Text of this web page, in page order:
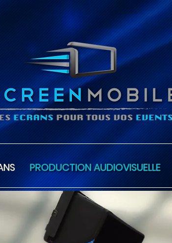
PRODUCTION AUDIOVISUELLE